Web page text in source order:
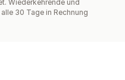
Wiederkehrende und
30 Tage in Rechnung